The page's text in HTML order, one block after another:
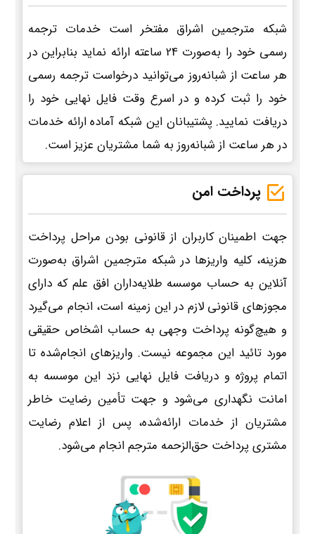
شبکه مترجمین اشراق مفتخر است خدمات ترجمه
رسمی خود را به‌صورت 24 ساعته ارائه نماید بنابراین در
هر ساعت از شبانه‌روز می‌توانید درخواست ترجمه رسمی
خود را ثبت کرده و در اسرع وقت فایل نهایی خود را
دریافت نمایید. پشتیبانان این شبکه آماده ارائه خدمات
در هر ساعت از شبانه‌روز به شما مشتریان عزیز است.
پرداخت امن
جهت اطمینان کاربران از قانونی بودن مراحل پرداخت
هزینه، کلیه واریزها در شبکه مترجمین اشراق به‌صورت
آنلاین به حساب موسسه طلایه‌داران افق علم که دارای
مجوزهای قانونی لازم در این زمینه است، انجام می‌گیرد
و هیچ‌گونه پرداخت وجهی به حساب اشخاص حقیقی
مورد تائید این مجموعه نیست. واریزهای انجام‌شده تا
اتمام پروژه و دریافت فایل نهایی نزد این موسسه به
امانت نگهداری می‌شود و جهت تأمین رضایت خاطر
مشتریان از خدمات ارائه‌شده، پس از اعلام رضایت
مشتری پرداخت حق‌الزحمه مترجم انجام می‌شود.